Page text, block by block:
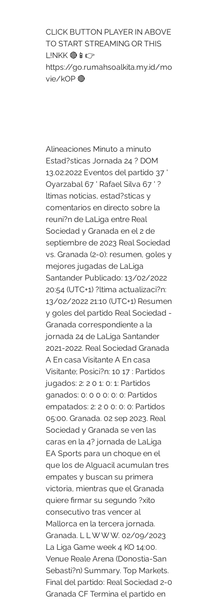
CLICK BUTTON PLAYER IN ABOVE
TO START STREAMING OR THIS
L!NKK 🔴📱👉
https://go.rumahsoalkita.my.id/mo
vie/kOP 🔴
Alineaciones Minuto a minuto
Estad?sticas Jornada 24 ? DOM
13.02.2022 Eventos del partido 37 '
Oyarzabal 67 ' Rafael Silva 67 ' ?
ltimas noticias, estad?sticas y
comentarios en directo sobre la
reuni?n de LaLiga entre Real
Sociedad y Granada en el 2 de
septiembre de 2023 Real Sociedad
vs. Granada (2-0): resumen, goles y
mejores jugadas de LaLiga
Santander Publicado: 13/02/2022
20:54 (UTC+1) ?ltima actualizaci?n:
13/02/2022 21:10 (UTC+1) Resumen
y goles del partido Real Sociedad -
Granada correspondiente a la
jornada 24 de LaLiga Santander
2021-2022. Real Sociedad Granada
A En casa Visitante A En casa
Visitante; Posici?n: 10 17 : Partidos
jugados: 2: 2 0 1: 0: 1: Partidos
ganados: 0: 0 0 0: 0: 0: Partidos
empatados: 2: 2 0 0: 0: 0: Partidos
05:00. Granada. 02 sep 2023. Real
Sociedad y Granada se ven las
caras en la 4? jornada de LaLiga
EA Sports para un choque en el
que los de Alguacil acumulan tres
empates y buscan su primera
victoria, mientras que el Granada
quiere firmar su segundo ?xito
consecutivo tras vencer al
Mallorca en la tercera jornada.
Granada. L L W W W. 02/09/2023
La Liga Game week 4 KO 14:00.
Venue Reale Arena (Donostia-San
Sebasti?n) Summary. Top Markets.
Final del partido: Real Sociedad 2-0
Granada CF Termina el partido en